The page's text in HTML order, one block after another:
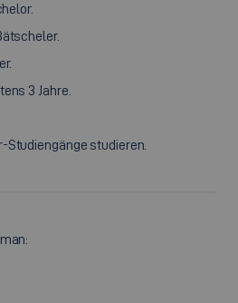
3 Jahre.
Studiengänge studieren.